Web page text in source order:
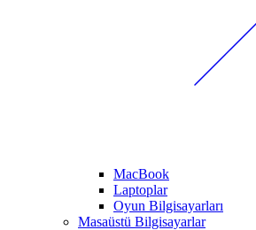
MacBook
Laptoplar
Oyun Bilgisayarları
Masaüstü Bilgisayarlar